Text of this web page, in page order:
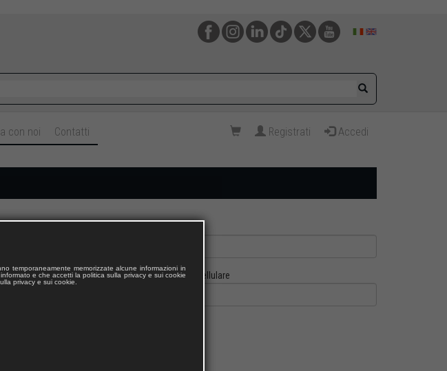
con noi Contatti Registrati Accedi
fisso Cellulare
temporaneamente memorizzate alcune informazioni in
e che accetti la politica sulla privacy e sui cookie
privacy e sui cookie.